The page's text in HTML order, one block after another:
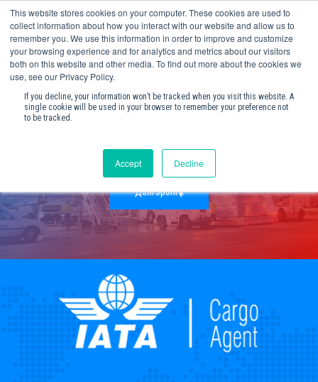
This website stores cookies on your computer. These cookies are used to
collect information about how you interact with our website and allow us to
remember you. We use this information in order to improve and customize
your browsing experience and for analytics and metrics about our visitors
both on this website and other media. To find out more about the cookies we
use, see our Privacy Policy.
If you decline, your information won’t be tracked when you visit this website. A
single cookie will be used in your browser to remember your preference not
to be tracked.
Accept Decline
Агаарын Ачаа
Тээвэр
Дэлгэрэнгүй